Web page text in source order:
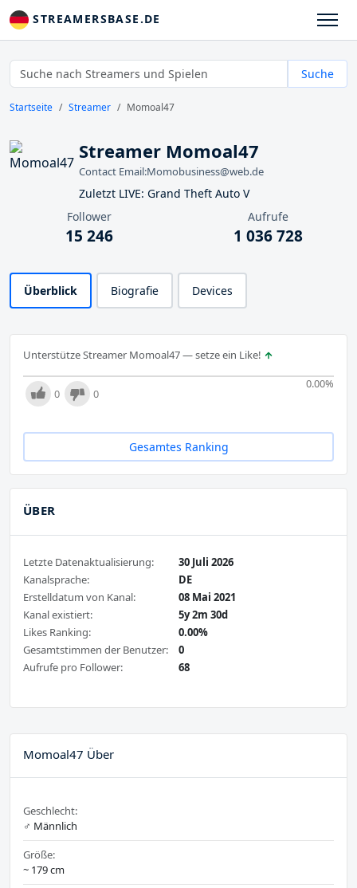
STREAMERSBASE.DE
Suche
Startseite Streamer Momoal47
Streamer Momoal47
Contact Email:Momobusiness@web.de
Zuletzt LIVE: Grand Theft Auto V
Follower
15 246
Aufrufe
1 036 728
Überblick Biografie Devices
Unterstütze Streamer Momoal47 — setze ein Like!
0.00%
0 0
Gesamtes Ranking
ÜBER
Letzte Datenaktualisierung:
30 Juli 2026
Kanalsprache:
DE
Erstelldatum von Kanal:
08 Mai 2021
Kanal existiert:
5y 2m 30d
Likes Ranking:
0.00%
Gesamtstimmen der Benutzer:
0
Aufrufe pro Follower:
68
Momoal47 Über
Geschlecht:
♂️ Männlich
Größe:
~ 179 cm